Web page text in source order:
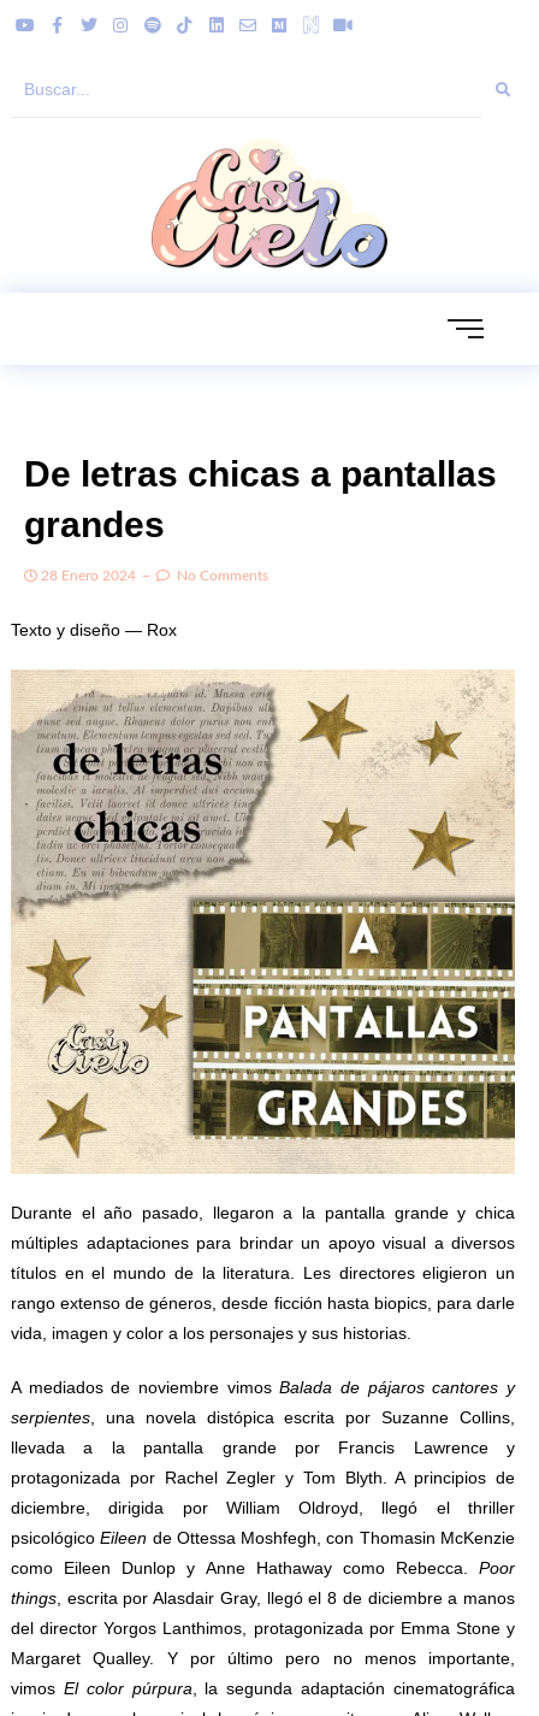
De letras chicas a pantallas
grandes
28 Enero 2024 No Comments
Texto y diseño — Rox
Durante el año pasado, llegaron a la pantalla grande y chica
múltiples adaptaciones para brindar un apoyo visual a diversos
títulos en el mundo de la literatura. Les directores eligieron un
rango extenso de géneros, desde ficción hasta biopics, para darle
vida, imagen y color a los personajes y sus historias.
A mediados de noviembre vimosBalada de pájaros cantores y
serpientes , una novela distópica escrita por Suzanne Collins,
llevada a la pantalla grande por Francis Lawrence y
protagonizada por Rachel Zegler y Tom Blyth. A principios de
diciembre, dirigida por William Oldroyd, llegó el thriller
psicológicoEileen de Ottessa Moshfegh, con Thomasin McKenzie
como Eileen Dunlop y Anne Hathaway como Rebecca. Poor
things , escrita por Alasdair Gray, llegó el 8 de diciembre a manos
del director Yorgos Lanthimos, protagonizada por Emma Stone y
Margaret Qualley. Y por último pero no menos importante,
vimos El color púrpura , la segunda adaptación cinematográfica